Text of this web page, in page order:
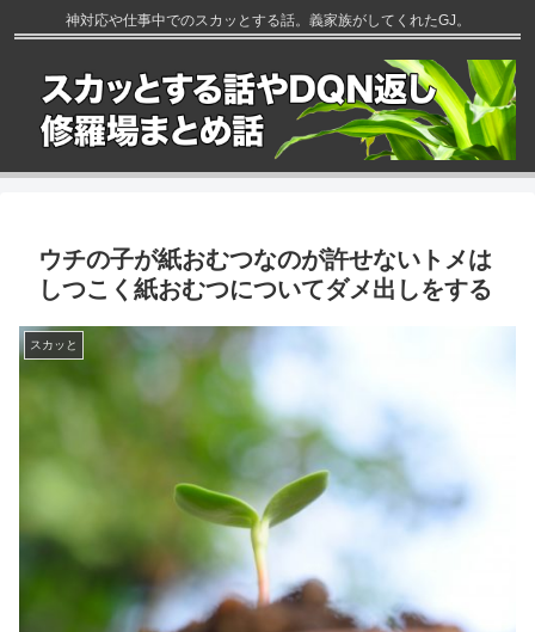
神対応や仕事中でのスカッとする話。義家族がしてくれたGJ。
ウチの子が紙おむつなのが許せないトメは
しつこく紙おむつについてダメ出しをする
スカッと